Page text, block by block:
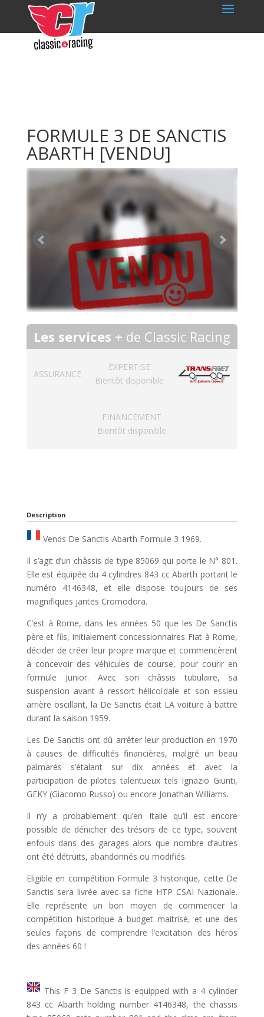
FORMULE 3 DE SANCTIS
ABARTH [VENDU]
Les services + de Classic Racing
ASSURANCE
EXPERTISE
Bientôt disponible
FINANCEMENT
Bientôt disponible
Description
Vends De Sanctis-Abarth Formule 3 1969.
Il s’agit d’un châssis de type 85069 qui porte le N° 801.
Elle est équipée du 4 cylindres 843 cc Abarth portant le
numéro 4146348, et elle dispose toujours de ses
magnifiques jantes Cromodora.
C’est à Rome, dans les années 50 que les De Sanctis
père et fils, initialement concessionnaires Fiat à Rome,
décider de créer leur propre marque et commencèrent
à concevoir des véhicules de course, pour courir en
formule Junior. Avec son châssis tubulaire, sa
suspension avant à ressort hélicoïdale et son essieu
arrière oscillant, la De Sanctis était LA voiture à battre
durant la saison 1959.
Les De Sanctis ont dû arrêter leur production en 1970
à causes de difficultés financières, malgré un beau
palmarès s’étalant sur dix années et avec la
participation de pilotes talentueux tels Ignazio Giunti,
GEKY (Giacomo Russo) ou encore Jonathan Williams.
Il n’y a probablement qu’en Italie qu’il est encore
possible de dénicher des trésors de ce type, souvent
enfouis dans des garages alors que nombre d’autres
ont été détruits, abandonnés ou modifiés.
Eligible en compétition Formule 3 historique, cette De
Sanctis sera livrée avec sa fiche HTP CSAI Nazionale.
Elle représente un bon moyen de commencer la
compétition historique à budget maitrisé, et une des
seules façons de comprendre l’excitation des héros
des années 60 !
This F 3 De Sanctis is equipped with a 4 cylinder
843 cc Abarth holding number 4146348, the chassis